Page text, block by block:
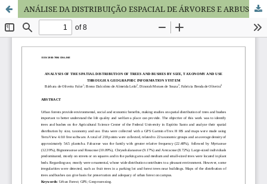
ANÁLISE DA DISTRIBUIÇÃO ESPACIAL DE ÁRVORES E ARBUSTOS QUANTO AO PORTE, À TAXONOMIA E À UTILIZAÇÃO ATRAVÉS DE SISTEMA DE INFORMAÇÃO GEOGRÁFICA